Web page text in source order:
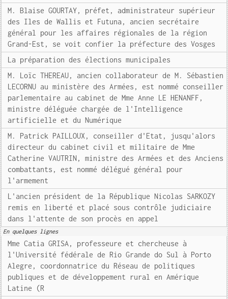
M. Blaise GOURTAY, préfet, administrateur supérieur
des Iles de Wallis et Futuna, ancien secrétaire
général pour les affaires régionales de la région
Grand-Est, se voit confier la préfecture des Vosges
La préparation des élections municipales
M. Loïc THEREAU, ancien collaborateur de M. Sébastien
LECORNU au ministère des Armées, est nommé conseiller
parlementaire au cabinet de Mme Anne LE HENANFF,
ministre déléguée chargée de l'Intelligence
artificielle et du Numérique
M. Patrick PAILLOUX, conseiller d'Etat, jusqu'alors
directeur du cabinet civil et militaire de Mme
Catherine VAUTRIN, ministre des Armées et des Anciens
combattants, est nommé délégué général pour
l'armement
L'ancien président de la République Nicolas SARKOZY
remis en liberté et placé sous contrôle judiciaire
dans l'attente de son procès en appel
En quelques lignes
Mme Catia GRISA, professeure et chercheuse à
l'Université fédérale de Rio Grande do Sul à Porto
Alegre, coordonnatrice du Réseau de politiques
publiques et de développement rural en Amérique
Latine (R